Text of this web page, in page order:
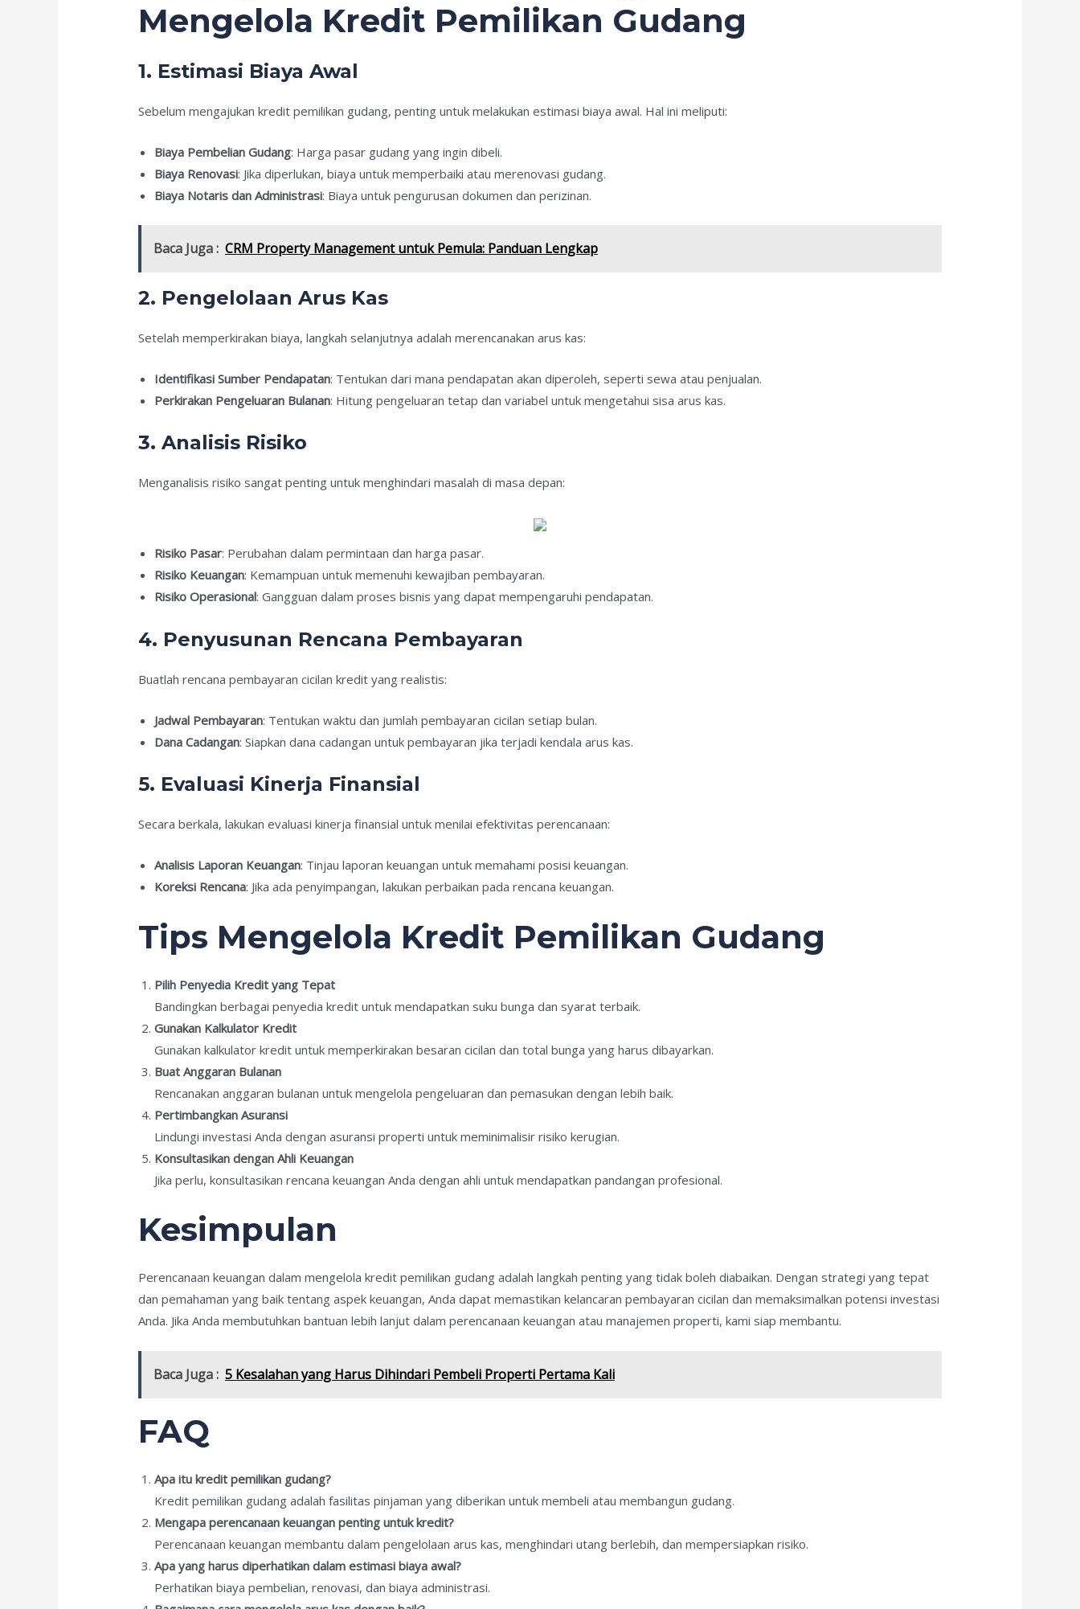
Mengelola Kredit Pemilikan Gudang
1. Estimasi Biaya Awal
Sebelum mengajukan kredit pemilikan gudang, penting untuk melakukan estimasi biaya awal. Hal ini meliputi:
Biaya Pembelian Gudang: Harga pasar gudang yang ingin dibeli.
Biaya Renovasi: Jika diperlukan, biaya untuk memperbaiki atau merenovasi gudang.
Biaya Notaris dan Administrasi: Biaya untuk pengurusan dokumen dan perizinan.
Baca Juga : CRM Property Management untuk Pemula: Panduan Lengkap
2. Pengelolaan Arus Kas
Setelah memperkirakan biaya, langkah selanjutnya adalah merencanakan arus kas:
Identifikasi Sumber Pendapatan: Tentukan dari mana pendapatan akan diperoleh, seperti sewa atau penjualan.
Perkirakan Pengeluaran Bulanan: Hitung pengeluaran tetap dan variabel untuk mengetahui sisa arus kas.
3. Analisis Risiko
Menganalisis risiko sangat penting untuk menghindari masalah di masa depan:
Risiko Pasar: Perubahan dalam permintaan dan harga pasar.
Risiko Keuangan: Kemampuan untuk memenuhi kewajiban pembayaran.
Risiko Operasional: Gangguan dalam proses bisnis yang dapat mempengaruhi pendapatan.
4. Penyusunan Rencana Pembayaran
Buatlah rencana pembayaran cicilan kredit yang realistis:
Jadwal Pembayaran: Tentukan waktu dan jumlah pembayaran cicilan setiap bulan.
Dana Cadangan: Siapkan dana cadangan untuk pembayaran jika terjadi kendala arus kas.
5. Evaluasi Kinerja Finansial
Secara berkala, lakukan evaluasi kinerja finansial untuk menilai efektivitas perencanaan:
Analisis Laporan Keuangan: Tinjau laporan keuangan untuk memahami posisi keuangan.
Koreksi Rencana: Jika ada penyimpangan, lakukan perbaikan pada rencana keuangan.
Tips Mengelola Kredit Pemilikan Gudang
Pilih Penyedia Kredit yang Tepat
Bandingkan berbagai penyedia kredit untuk mendapatkan suku bunga dan syarat terbaik.
Gunakan Kalkulator Kredit
Gunakan kalkulator kredit untuk memperkirakan besaran cicilan dan total bunga yang harus dibayarkan.
Buat Anggaran Bulanan
Rencanakan anggaran bulanan untuk mengelola pengeluaran dan pemasukan dengan lebih baik.
Pertimbangkan Asuransi
Lindungi investasi Anda dengan asuransi properti untuk meminimalisir risiko kerugian.
Konsultasikan dengan Ahli Keuangan
Jika perlu, konsultasikan rencana keuangan Anda dengan ahli untuk mendapatkan pandangan profesional.
Kesimpulan
Perencanaan keuangan dalam mengelola kredit pemilikan gudang adalah langkah penting yang tidak boleh diabaikan. Dengan strategi yang tepat
dan pemahaman yang baik tentang aspek keuangan, Anda dapat memastikan kelancaran pembayaran cicilan dan memaksimalkan potensi investasi
Anda. Jika Anda membutuhkan bantuan lebih lanjut dalam perencanaan keuangan atau manajemen properti, kami siap membantu.
Baca Juga : 5 Kesalahan yang Harus Dihindari Pembeli Properti Pertama Kali
FAQ
Apa itu kredit pemilikan gudang?
Kredit pemilikan gudang adalah fasilitas pinjaman yang diberikan untuk membeli atau membangun gudang.
Mengapa perencanaan keuangan penting untuk kredit?
Perencanaan keuangan membantu dalam pengelolaan arus kas, menghindari utang berlebih, dan mempersiapkan risiko.
Apa yang harus diperhatikan dalam estimasi biaya awal?
Perhatikan biaya pembelian, renovasi, dan biaya administrasi.